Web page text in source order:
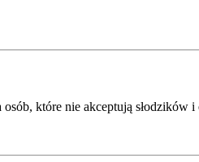
które nie akceptują słodzików